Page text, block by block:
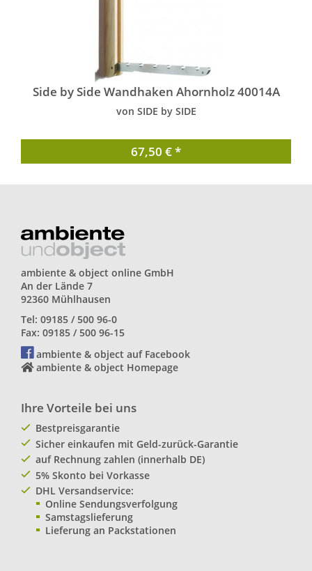
Side by Side Wandhaken Ahornholz 40014A
von SIDE by SIDE
67,50 € *
ambiente & object online GmbH
An der Lände 7
92360 Mühlhausen
Tel: 09185 / 500 96-0
Fax: 09185 / 500 96-15
ambiente & object auf Facebook
ambiente & object Homepage
Ihre Vorteile bei uns
Bestpreisgarantie
Sicher einkaufen mit Geld-zurück-Garantie
auf Rechnung zahlen (innerhalb DE)
5% Skonto bei Vorkasse
DHL Versandservice:
Online Sendungsverfolgung
Samstagslieferung
Lieferung an Packstationen